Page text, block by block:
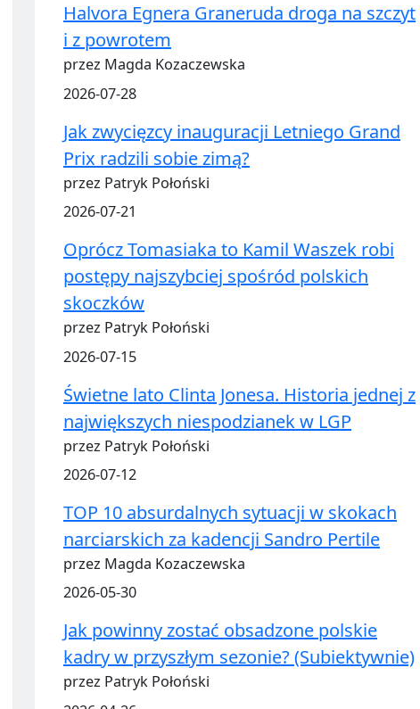
Halvora Egnera Graneruda droga na szczyt
i z powrotem
przez Magda Kozaczewska
2026-07-28
Jak zwycięzcy inauguracji Letniego Grand
Prix radzili sobie zimą?
przez Patryk Połoński
2026-07-21
Oprócz Tomasiaka to Kamil Waszek robi
postępy najszybciej spośród polskich
skoczków
przez Patryk Połoński
2026-07-15
Świetne lato Clinta Jonesa. Historia jednej z
największych niespodzianek w LGP
przez Patryk Połoński
2026-07-12
TOP 10 absurdalnych sytuacji w skokach
narciarskich za kadencji Sandro Pertile
przez Magda Kozaczewska
2026-05-30
Jak powinny zostać obsadzone polskie
kadry w przyszłym sezonie? (Subiektywnie)
przez Patryk Połoński